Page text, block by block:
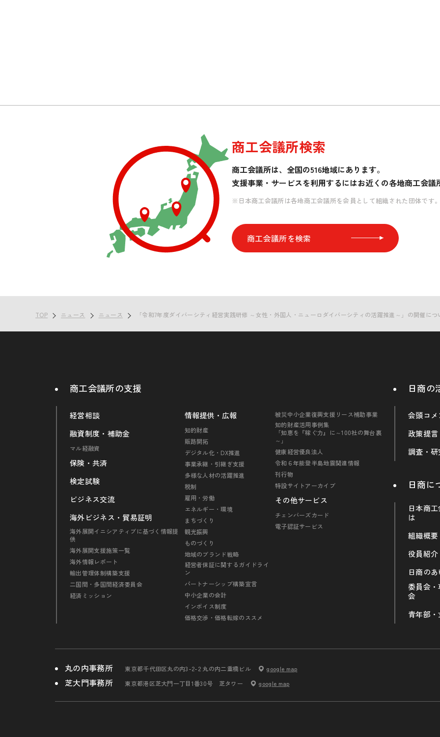
商工会議所検索
商工会議所は、全国の516地域にあります。
支援事業・サービスを利用するにはお近くの各地商工会議
※日本商工会議所は各地商工会議所を会員として組織された団体です。
商工会議所を検索
TOP ニュース ニュース 「令和7年度ダイバーシティ経営実践研修 ～女性・外国人・ニューロダイバーシティの活躍推進～」の開催につ
商工会議所の支援
経営相談
融資制度・補助金
マル経融資
保険・共済
検定試験
ビジネス交流
海外ビジネス・貿易証明
海外展開イニシアティブに基づく情報提
供
海外展開支援施策一覧
海外情報レポート
輸出管理体制構築支援
二国間・多国間経済委員会
経済ミッション
情報提供・広報
知的財産
販路開拓
デジタル化・DX推進
事業承継・引継ぎ支援
多様な人材の活躍推進
税制
雇用・労働
エネルギー・環境
まちづくり
観光振興
ものづくり
地域のブランド戦略
経営者保証に関するガイドライ
ン
パートナーシップ構築宣言
中小企業の会計
インボイス制度
価格交渉・価格転嫁のススメ
被災中小企業復興支援リース補助事業
知的財産活用事例集
「知恵を『稼ぐ力』に～100社の舞台裏
～」
健康経営優良法人
令和６年能登半島地震関連情報
刊行物
特設サイトアーカイブ
その他サービス
チェンバーズカード
電子認証サービス
日商の
会頭コメ
政策提言
調査・研
日商に
日本商
は
組織概要
役員紹介
日商の
委員会・
会
青年部
丸の内事務所 東京都千代田区丸の内3-2-2 丸の内二重橋ビル google map
芝大門事務所 東京都港区芝大門一丁目1番30号 芝タワー google map